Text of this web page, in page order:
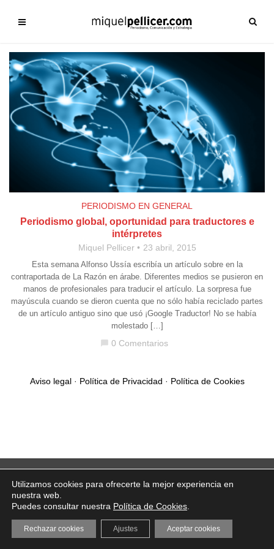
PERIODISMO EN GENERAL
Periodismo global, oportunidad para traductores e
intérpretes
Miquel Pellicer 23 abril, 2015
Esta semana Alfonso Ussía escribía un artículo sobre en la
contraportada de La Razón en árabe. Diferentes medios se pusieron en
manos de profesionales para traducir el artículo. La sorpresa fue
mayúscula cuando se dieron cuenta que no sólo había reciclado partes
de un artículo antiguo sino que usó ¡Google Traductor! No se había
molestado […]
0 Comentarios
Aviso legal· Política de Privacidad · Política de Cookies
Utilizamos cookies para ofrecerte la mejor experiencia en
nuestra web.
Puedes consultar nuestra Política de Cookies
Aceptar cookies
Rechazar cookies Ajustes